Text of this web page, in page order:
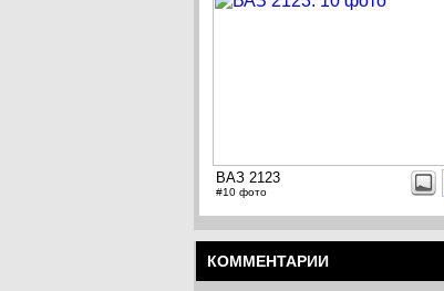
ВАЗ 2123
#10 фото
КОММЕНТАРИИ